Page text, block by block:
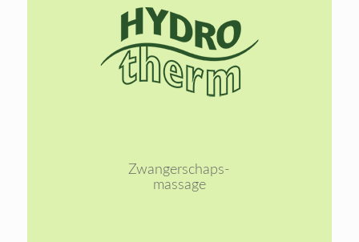
Lees
meer
Zwangerschaps-
massage